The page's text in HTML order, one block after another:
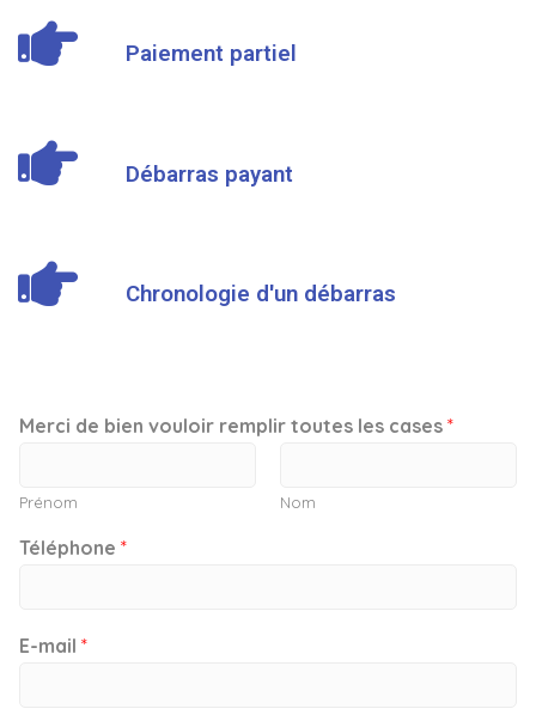
Paiement partiel
Débarras payant
Chronologie d'un débarras
Merci de bien vouloir remplir toutes les cases *
Prénom Nom
Téléphone *
E-mail *